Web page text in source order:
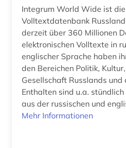
anwalt (1)
aquakultur (1)
aquarell (1)
arabisch (5)
Japan (3)
Jugoslawien (3)
Kanada (7)
Korea (2)
Kroatien (9)
Lettland (3)
Integrum World Wide ist
Volltextdatenbank
derzeit über 360 Millionen
elektronischen Volltexte in
englischer Sprache haben
den Bereichen Politik,
Gesellschaft Russlands
Enthalten sind u.a.
aus der russischen und
Mehr Informationen